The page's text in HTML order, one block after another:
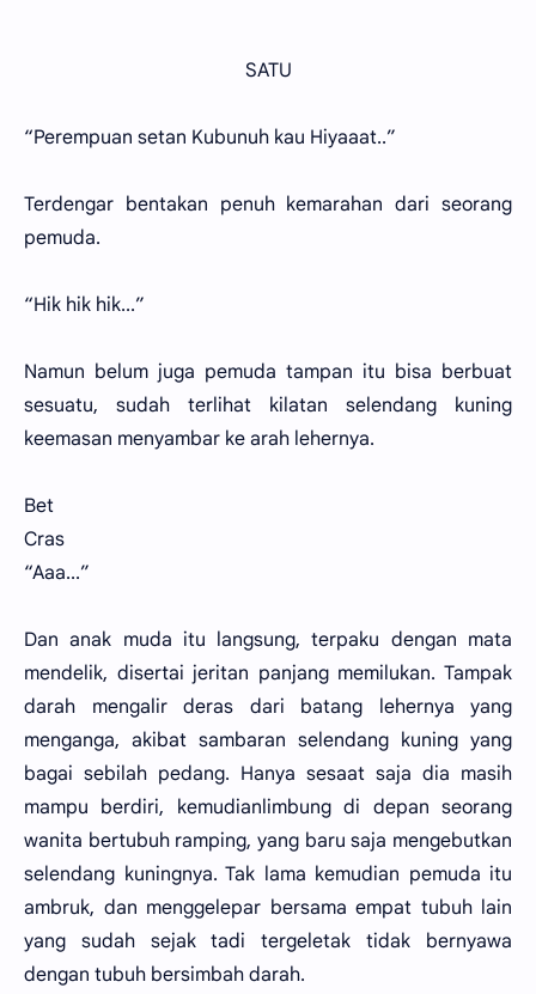
SATU
“Perempuan setan Kubunuh kau Hiyaaat..”
Terdengar bentakan penuh kemarahan dari seorang
pemuda.
“Hik hik hik...”
Namun belum juga pemuda tampan itu bisa berbuat
sesuatu, sudah terlihat kilatan selendang kuning
keemasan menyambar ke arah lehernya.
Bet
Cras
“Aaa...”
Dan anak muda itu langsung, terpaku dengan mata
mendelik, disertai jeritan panjang memilukan. Tampak
darah mengalir deras dari batang lehernya yang
menganga, akibat sambaran selendang kuning yang
bagai sebilah pedang. Hanya sesaat saja dia masih
mampu berdiri, kemudianlimbung di depan seorang
wanita bertubuh ramping, yang baru saja mengebutkan
selendang kuningnya. Tak lama kemudian pemuda itu
ambruk, dan menggelepar bersama empat tubuh lain
yang sudah sejak tadi tergeletak tidak bernyawa
dengan tubuh bersimbah darah.